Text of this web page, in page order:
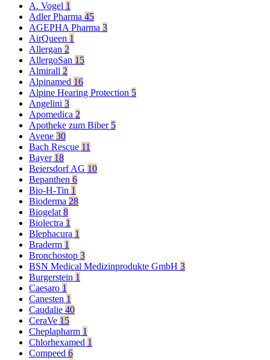
A. Vogel 1
Adler Pharma 45
AGEPHA Pharma 3
AirQueen 1
Allergan 2
AllergoSan 15
Almirall 2
Alpinamed 16
Alpine Hearing Protection 5
Angelini 3
Apomedica 2
Apotheke zum Biber 5
Avene 30
Bach Rescue 11
Bayer 18
Beiersdorf AG 10
Bepanthen 6
Bio-H-Tin 1
Bioderma 28
Biogelat 8
Biolectra 1
Blephacura 1
Braderm 1
Bronchostop 3
BSN Medical Medizinprodukte GmbH 3
Burgerstein 1
Caesaro 1
Canesten 1
Caudalie 40
CeraVe 15
Cheplapharm 1
Chlorhexamed 1
Compeed 6